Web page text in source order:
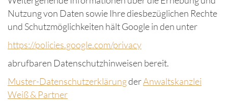
Nutzung von Daten sowie Ihre diesbezüglichen Rechte
und Schutzmöglichkeiten hält Google in den unter
https://policies.google.com/privacy
abrufbaren Datenschutzhinweisen bereit.
Muster-DatenschutzerklärungderAnwaltskanzlei
Weiß & Partner